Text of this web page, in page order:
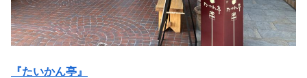
『たいかん亭』